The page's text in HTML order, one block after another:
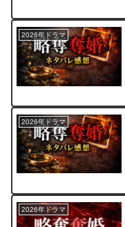
2026年ドラマ
2026年ドラマ
2026年ドラマ